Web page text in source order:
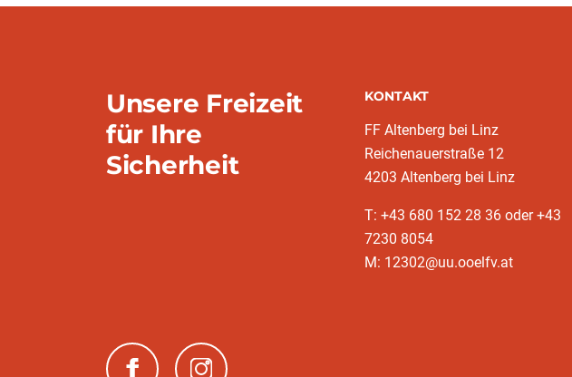
Unsere Freizeit
für Ihre
Sicherheit
KONTAKT
FF Altenberg bei Linz
Reichenauerstraße 12
4203 Altenberg bei Linz
T: +43 680 152 28 36 oder +43
7230 8054
M: 12302@uu.ooelfv.at